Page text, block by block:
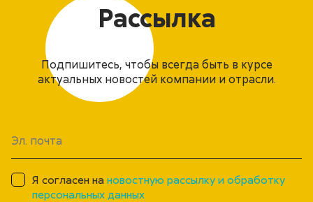
Рассылка
Подпишитесь, чтобы всегда быть в курсе
актуальных новостей компании и отрасли.
Я согласен нановостную рассылку и обработку
персональных данных